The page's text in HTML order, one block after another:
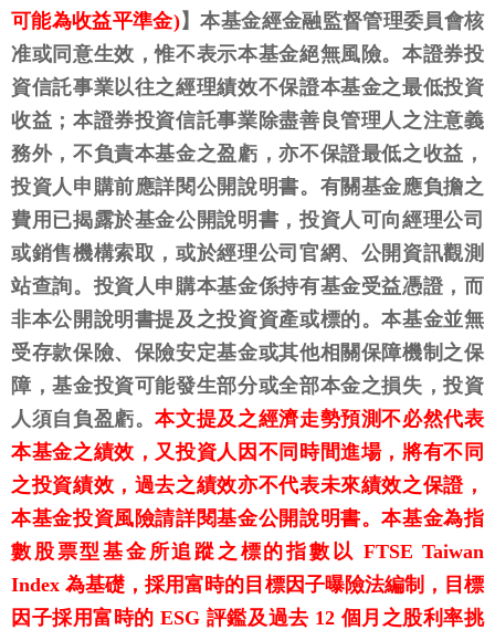
可能為收益平準金)】本基金經金融監督管理委員會核
准或同意生效，惟不表示本基金絕無風險。本證券投
資信託事業以往之經理績效不保證本基金之最低投資
收益；本證券投資信託事業除盡善良管理人之注意義
務外，不負責本基金之盈虧，亦不保證最低之收益，
投資人申購前應詳閱公開說明書。有關基金應負擔之
費用已揭露於基金公開說明書，投資人可向經理公司
或銷售機構索取，或於經理公司官網、公開資訊觀測
站查詢。投資人申購本基金係持有基金受益憑證，而
非本公開說明書提及之投資資產或標的。本基金並無
受存款保險、保險安定基金或其他相關保障機制之保
障，基金投資可能發生部分或全部本金之損失，投資
人須自負盈虧。本文提及之經濟走勢預測不必然代表
本基金之績效，又投資人因不同時間進場，將有不同
之投資績效，過去之績效亦不代表未來績效之保證，
本基金投資風險請詳閱基金公開說明書。本基金為指
數股票型基金所追蹤之標的指數以 FTSE Taiwan
Index 為基礎，採用富時的目標因子曝險法編制，目標
因子採用富時的 ESG 評鑑及過去 12 個月之股利率挑